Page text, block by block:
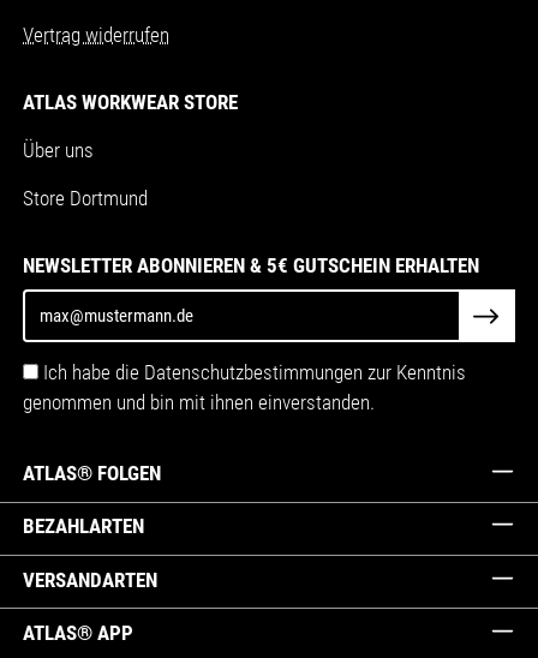
Vertrag widerrufen
ATLAS WORKWEAR STORE
Über uns
Store Dortmund
NEWSLETTER ABONNIEREN & 5€ GUTSCHEIN ERHALTEN
Ich habe die Datenschutzbestimmungen zur Kenntnis
genommen und bin mit ihnen einverstanden.
ATLAS® FOLGEN
BEZAHLARTEN
VERSANDARTEN
ATLAS® APP